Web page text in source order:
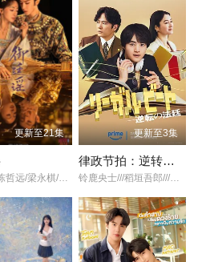
更新至21集
吴谨言/陈哲远/梁永棋/赵昭仪/
更新至3集
律政节拍：逆转法庭
铃鹿央士///稻垣吾郎///小雪///前原瑞树///夏生大湖///伊藤万理华///田中哲司/